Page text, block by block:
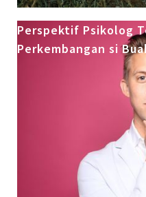
Perspektif Psikolog
Perkembangan si